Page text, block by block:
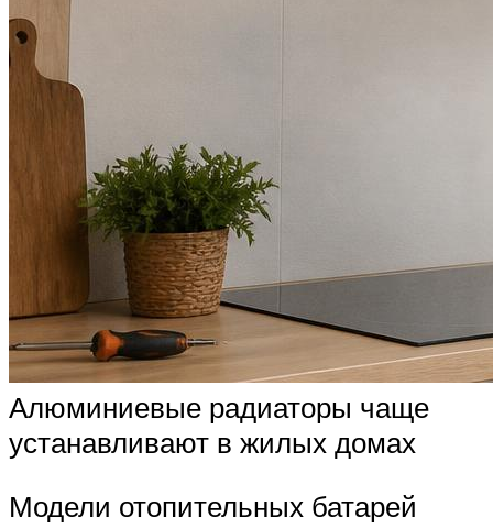
Алюминиевые радиаторы чаще
устанавливают в жилых домах
Модели отопительных батарей